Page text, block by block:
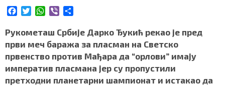
c
e
b
o
o
k
i
t
t
e
r
W
a
t
s
A
p
p
b
e
r
a
r
e
Рукометаш Србије Дарко Ђукић рекао је пред
први меч баража за пласман на Светско
првенство против Мађара да “орлови” имају
императив пласмана јер су пропустили
претходни планетарни шампионат и истакао да
ЗЕЛЕНИ ГРАД
ВИДЕО
СПЕЦИЈАЛИ
БЛОГ